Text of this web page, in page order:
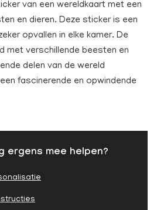
van een wereldkaart met een
en dieren. Deze sticker is een
opvallen in elke kamer. De
met verschillende beesten en
delen van de wereld
fascinerende en opwindende
ergens mee helpen?